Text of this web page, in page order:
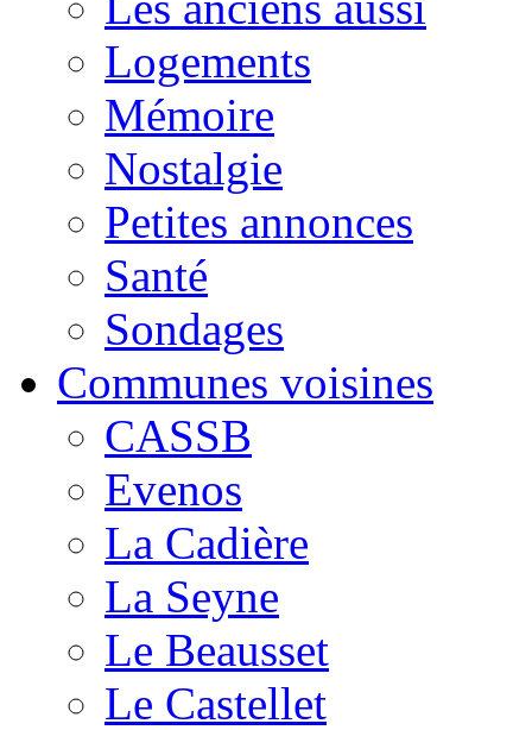
Logements
Mémoire
Nostalgie
Petites annonces
Santé
Sondages
Communes voisines
CASSB
Evenos
La Cadière
La Seyne
Le Beausset
Le Castellet